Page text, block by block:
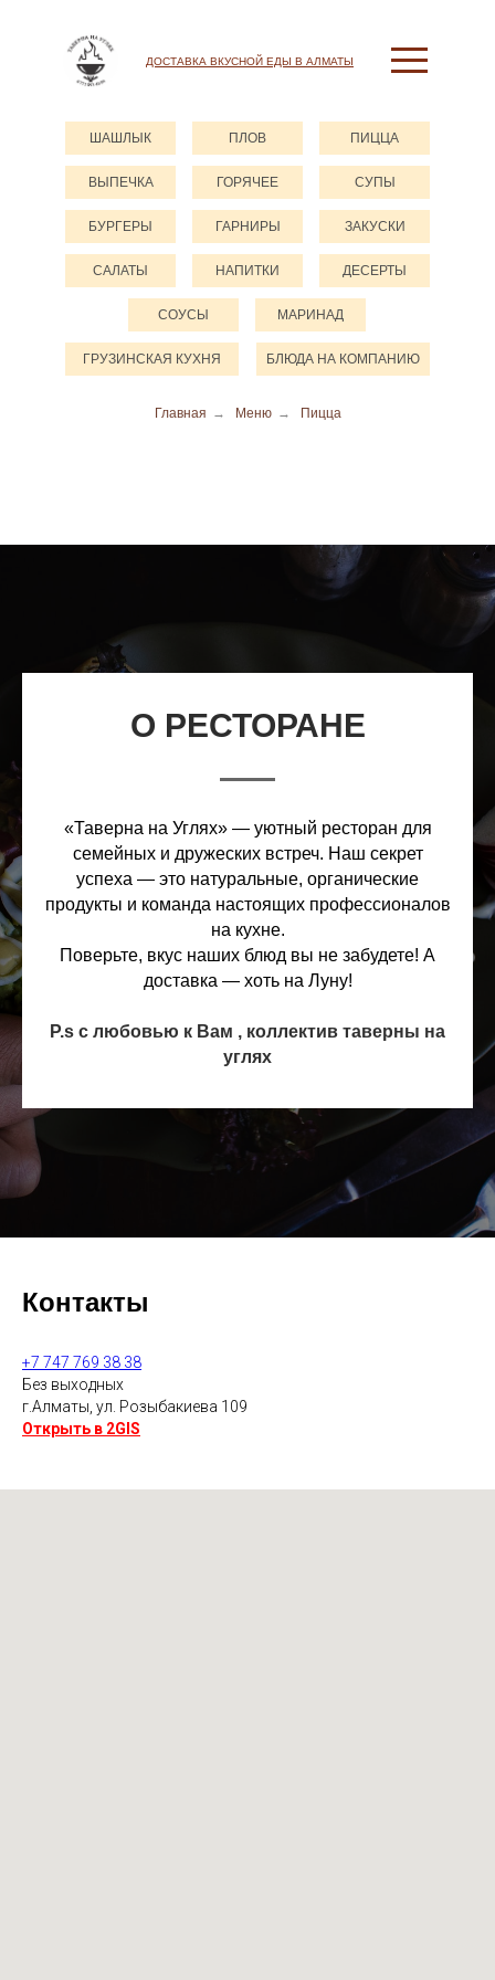
ДОСТАВКА ВКУСНОЙ ЕДЫ В АЛМАТЫ
ШАШЛЫК ПЛОВ ПИЦЦА
ВЫПЕЧКА ГОРЯЧЕЕ СУПЫ
БУРГЕРЫ
САЛАТЫ НАПИТКИ ДЕСЕРТЫ
СОУСЫ МАРИНАД
ГАРНИРЫ ЗАКУСКИ
ГРУЗИНСКАЯ КУХНЯ БЛЮДА НА КОМПАНИЮ
Главная → Меню → Пицца
О РЕСТОРАНЕ
«Таверна на Углях» — уютный ресторан для
семейных и дружеских встреч. Наш секрет
успеха — это натуральные, органические
продукты и команда настоящих профессионалов
на кухне.
Поверьте, вкус наших блюд вы не забудете! А
доставка — хоть на Луну!
P.s с любовью к Вам , коллектив таверны на
углях
Контакты
+7 747 769 38 38
Без выходных
г.Алматы, ул. Розыбакиева 109
Открыть в 2GIS